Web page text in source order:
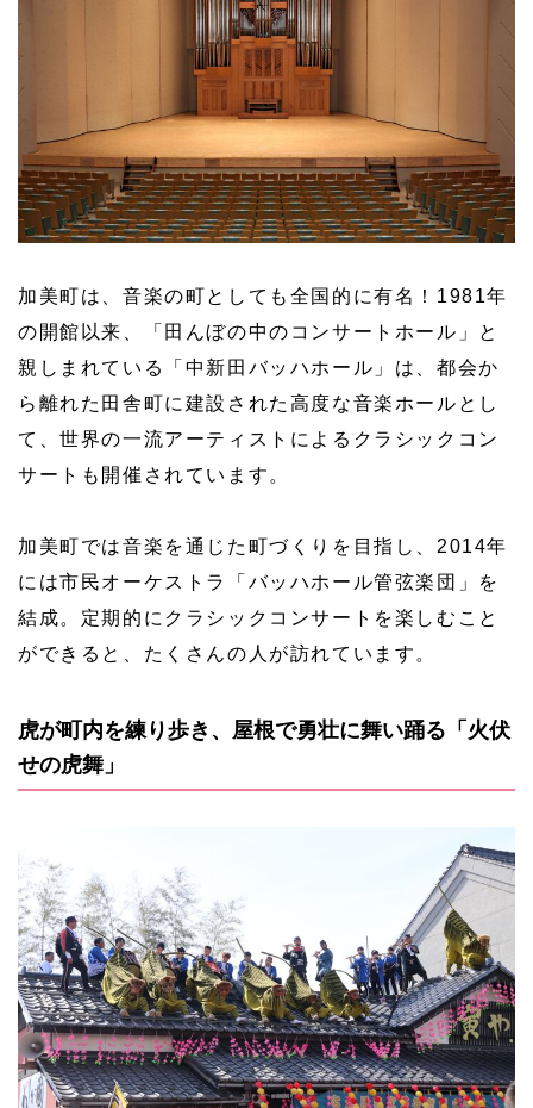
加美町は、音楽の町としても全国的に有名！1981年
の開館以来、「田んぼの中のコンサートホール」と
親しまれている「中新田バッハホール」は、都会か
ら離れた田舎町に建設された高度な音楽ホールとし
て、世界の一流アーティストによるクラシックコン
サートも開催されています。
加美町では音楽を通じた町づくりを目指し、2014年
には市民オーケストラ「バッハホール管弦楽団」を
結成。定期的にクラシックコンサートを楽しむこと
ができると、たくさんの人が訪れています。
虎が町内を練り歩き、屋根で勇壮に舞い踊る「火伏
せの虎舞」